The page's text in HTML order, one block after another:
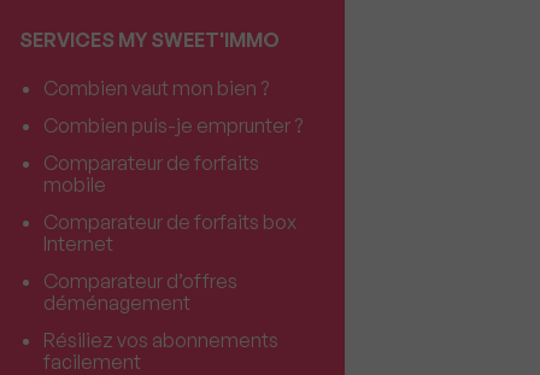
SERVICES MY SWEET'IMMO
Combien vaut mon bien ?
Combien puis-je emprunter ?
Comparateur de forfaits
mobile
Comparateur de forfaits box
Internet
Comparateur d’offres
déménagement
Résiliez vos abonnements
facilement